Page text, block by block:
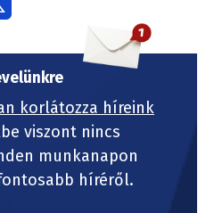
korlátozza híreink
viszont nincs
munkanapon
híréről.